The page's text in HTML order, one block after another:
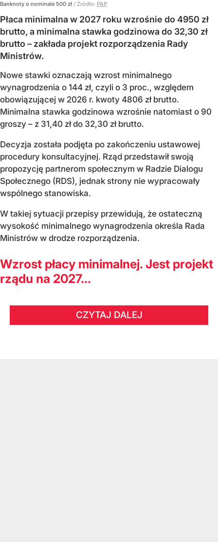
Banknoty o nominale 500 zł / Źródło: PAP
Płaca minimalna w 2027 roku wzrośnie do 4950 zł
brutto, a minimalna stawka godzinowa do 32,30 zł
brutto – zakłada projekt rozporządzenia Rady
Ministrów.
Nowe stawki oznaczają wzrost minimalnego
wynagrodzenia o 144 zł, czyli o 3 proc., względem
obowiązującej w 2026 r. kwoty 4806 zł brutto.
Minimalna stawka godzinowa wzrośnie natomiast o 90
groszy – z 31,40 zł do 32,30 zł brutto.
Decyzja została podjęta po zakończeniu ustawowej
procedury konsultacyjnej. Rząd przedstawił swoją
propozycję partnerom społecznym w Radzie Dialogu
Społecznego (RDS), jednak strony nie wypracowały
wspólnego stanowiska.
W takiej sytuacji przepisy przewidują, że ostateczną
wysokość minimalnego wynagrodzenia określa Rada
Ministrów w drodze rozporządzenia.
Wzrost płacy minimalnej. Jest projekt
rządu na 2027...
CZYTAJ DALEJ